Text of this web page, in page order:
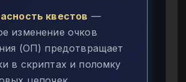
квестов —
изменение очков
(ОП) предотвращает
в скриптах и поломку